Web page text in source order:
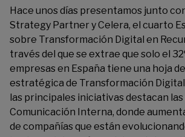
Hace unos días presentamos junto
Strategy Partner y Celera, el cuarto
sobre Transformación Digital en
través del que se extrae que solo el
empresas en España tiene una hoja
estratégica de Transformación Digital
las principales iniciativas destacan las
Comunicación Interna, donde
de compañías que están